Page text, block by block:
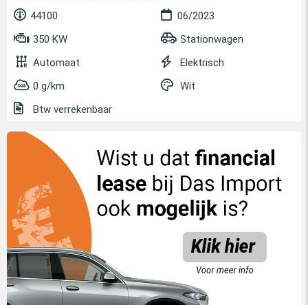
44100
06/2023
350 KW
Stationwagen
Automaat
Elektrisch
0 g/km
Wit
Btw verrekenbaar